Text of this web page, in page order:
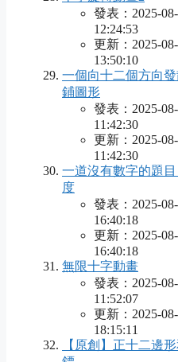
發表：2025-
12:24:53
更新：2025-
13:50:10
一個向十二個方向
鋪圖形
發表：2025-
11:42:30
更新：2025-
11:42:30
一道沒有數字的題
度
發表：2025-
16:40:18
更新：2025-
16:40:18
無限十字動畫
發表：2025-
11:52:07
更新：2025-
18:15:11
【原創】正十二邊